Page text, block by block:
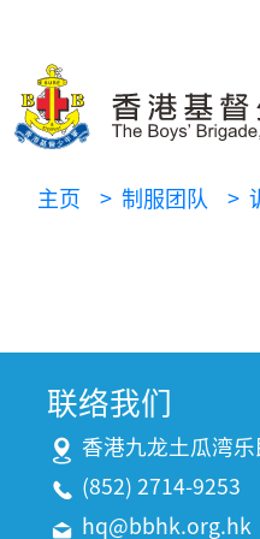
主页 > 制服团队 >
联络我们
香港九龙土瓜湾
(852) 2714-9253
hq@bbhk.org.hk